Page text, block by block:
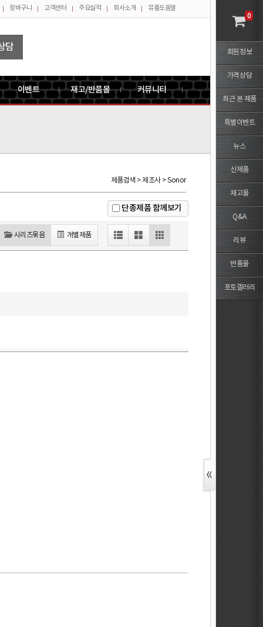
이벤트 재고/반품몰 커뮤니티
장바구니 고객센터 주요실적 회사소개 뮤플도움말
담
제품검색 > 제조사 > Sonor
단종제품 함께보기
시리즈묶음 개별제품
0
회원정보
가격상담
최근 본 제품
특별이벤트
뉴스
신제품
재고몰
Q&A
리뷰
반품몰
포토갤러리